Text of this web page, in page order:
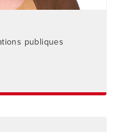
publiques